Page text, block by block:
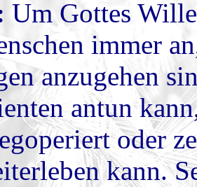
Um Gottes
immer
anzugehen
antun
oder
kann.